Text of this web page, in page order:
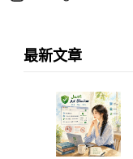
最新文章